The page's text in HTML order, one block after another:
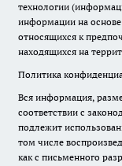
технологии
информации на основе
относящихся к
находящихся на
Политика
Вся информация,
соответствии с
подлежит
том числе
как с письменного